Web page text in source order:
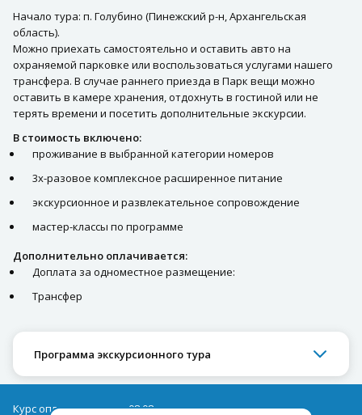
Начало тура: п. Голубино (Пинежский р-н, Архангельская
область).
Можно приехать самостоятельно и оставить авто на
охраняемой парковке или воспользоваться услугами нашего
трансфера. В случае раннего приезда в Парк вещи можно
оставить в камере хранения, отдохнуть в гостиной или не
терять времени и посетить дополнительные экскурсии.
В стоимость включено:
проживание в выбранной категории номеров
3х-разовое комплексное расширенное питание
экскурсионное и развлекательное сопровождение
мастер-классы по программе
Дополнительно оплачивается:
Доплата за одноместное размещение:
Трансфер
Программа экскурсионного тура
Курс оплаты туров на 08.08